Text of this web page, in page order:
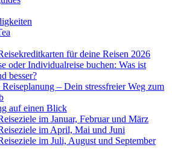
für deine Reisen 2026
oder Individualreise buchen: Was ist
besser?
– Dein stressfreier Weg zum
auf einen Blick
im Januar, Februar und März
im April, Mai und Juni
im Juli, August und September